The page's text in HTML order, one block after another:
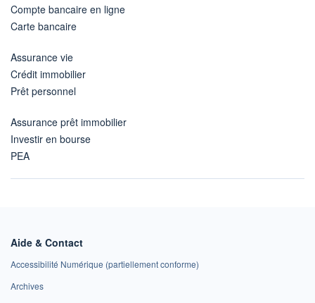
Compte bancaire en ligne
Carte bancaire
Assurance vie
Crédit immobilier
Prêt personnel
Assurance prêt immobilier
Investir en bourse
PEA
Aide & Contact
Accessibilité Numérique (partiellement conforme)
Archives